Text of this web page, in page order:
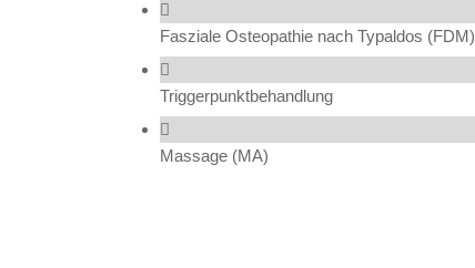
Fasziale Osteopathie nach Typaldos (FDM)
Triggerpunktbehandlung
Massage (MA)